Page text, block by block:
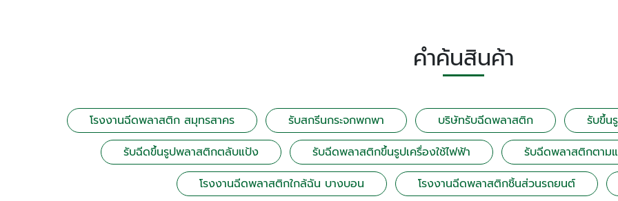
คำค้นสินค้า
โรงงานฉีดพลาสติก สมุทรสาคร รับสกรีนกระจกพกพา บริษัทรับฉีดพลาสติก รับขึ้น
รับฉีดขึ้นรูปพลาสติกตลับแป้ง
รับฉีดพลาสติกขึ้นรูปเครื่องใช้ไฟฟ้า รับฉีดพลาสติกตาม
โรงงานฉีดพลาสติกใกล้ฉัน บางบอน
โรงงานฉีดพลาสติกชิ้นส่วนรถยนต์